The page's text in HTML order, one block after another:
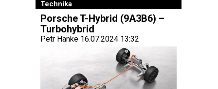
Technika
Porsche T-Hybrid (9A3B6) –
Turbohybrid
Petr Hanke 16.07.2024 13:32